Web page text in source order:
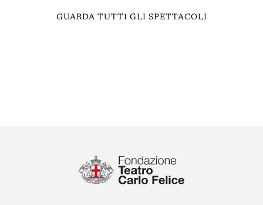
GUARDA TUTTI GLI SPETTACOLI